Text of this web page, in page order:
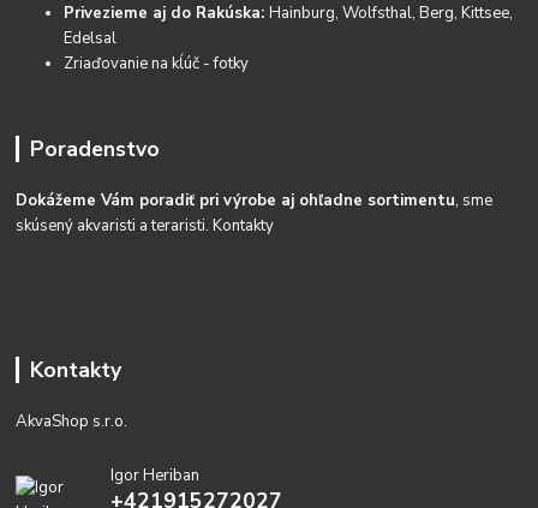
Privezieme aj do Rakúska:Hainburg, Wolfsthal, Berg, Kittsee,
Edelsal
Zriaďovanie na kĺúč - fotky
Poradenstvo
Dokážeme Vám poradiť pri výrobe aj ohľadne sortimentu, sme
skúsený akvaristi a teraristi.Kontakty
Kontakty
AkvaShop s.r.o.
Igor Heriban
+421915272027